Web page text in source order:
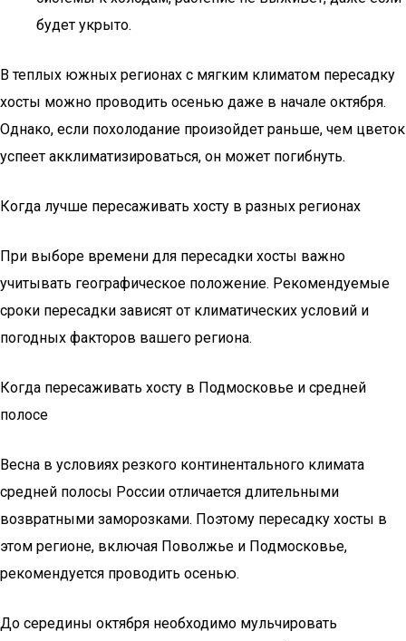
будет укрыто.
В теплых южных регионах с мягким климатом пересадку
хосты можно проводить осенью даже в начале октября.
Однако, если похолодание произойдет раньше, чем цветок
успеет акклиматизироваться, он может погибнуть.
Когда лучше пересаживать хосту в разных регионах
При выборе времени для пересадки хосты важно
учитывать географическое положение. Рекомендуемые
сроки пересадки зависят от климатических условий и
погодных факторов вашего региона.
Когда пересаживать хосту в Подмосковье и средней
полосе
Весна в условиях резкого континентального климата
средней полосы России отличается длительными
возвратными заморозками. Поэтому пересадку хосты в
этом регионе, включая Поволжье и Подмосковье,
рекомендуется проводить осенью.
До середины октября необходимо мульчировать